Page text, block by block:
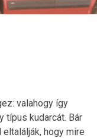
valahogy így
típus kudarcát. Bár
hogy mire